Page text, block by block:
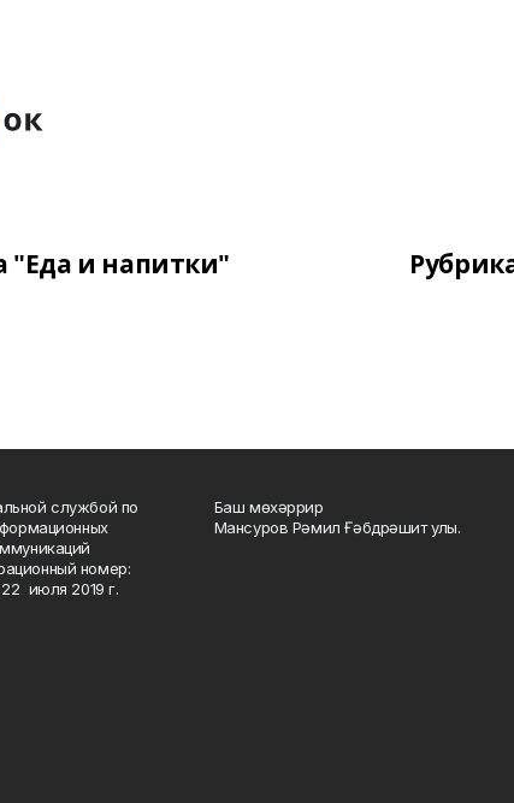
"Еда и напитки"
службой по
номер:
июля 2019 г.
Баш мөхәррир
Мансуров Рәмил Ғәбдрәшит улы.